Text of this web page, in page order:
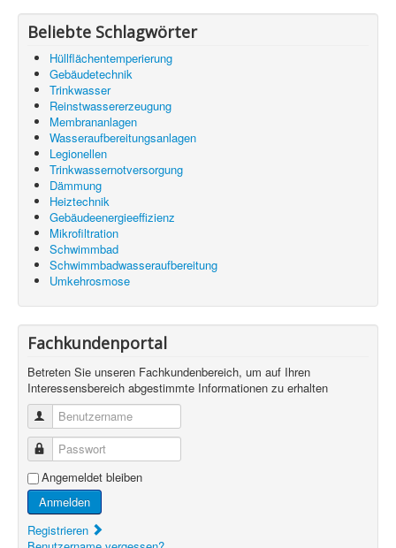
Beliebte Schlagwörter
Hüllflächentemperierung
Gebäudetechnik
Trinkwasser
Reinstwassererzeugung
Membrananlagen
Wasseraufbereitungsanlagen
Legionellen
Trinkwassernotversorgung
Dämmung
Heiztechnik
Gebäudeenergieeffizienz
Mikrofiltration
Schwimmbad
Schwimmbadwasseraufbereitung
Umkehrosmose
Fachkundenportal
Betreten Sie unseren Fachkundenbereich, um auf Ihren
Interessensbereich abgestimmte Informationen zu erhalten
Benutzername
Passwort
Angemeldet bleiben
Anmelden
Registrieren